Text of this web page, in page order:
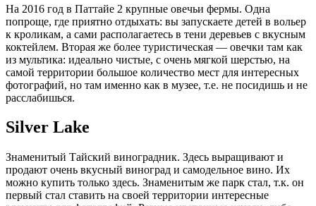
На 2016 год в Паттайе 2 крупные овечьи фермы. Одна
попроще, где приятно отдыхать: вы запускаете детей в вольер
к кроликам, а сами располагаетесь в тени деревьев с вкусным
коктейлем. Вторая же более туристическая — овечки там как
из мультика: идеально чистые, с очень мягкой шерстью, на
самой территории большое количество мест для интересных
фотографий, но там именно как в музее, т.е. не посидишь и не
расслабишься.
Silver Lake
Знаменитый Тайский виноградник. Здесь выращивают и
продают очень вкусный виноград и самодельное вино. Их
можно купить только здесь. Знаменитым же парк стал, т.к. он
первый стал ставить на своей территории интересные